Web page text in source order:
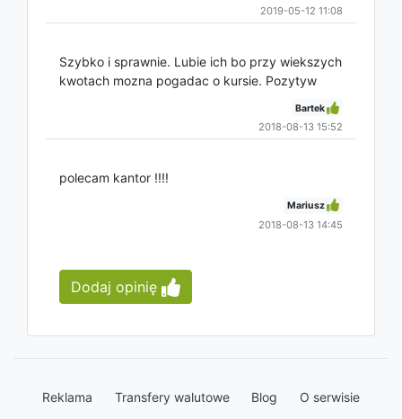
2019-05-12 11:08
Szybko i sprawnie. Lubie ich bo przy wiekszych
kwotach mozna pogadac o kursie. Pozytyw
Bartek
2018-08-13 15:52
polecam kantor !!!!
Mariusz
2018-08-13 14:45
Dodaj opinię
Reklama Transfery walutowe Blog O serwisie